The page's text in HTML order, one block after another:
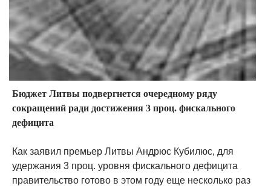
Бюджет Литвы подвергнется очередному ряду
сокращений ради достижения 3 проц. фискального
дефицита
Как заявил премьер Литвы Андрюс Кубилюс, для
удержания 3 проц. уровня фискального дефицита
правительство готово в этом году еще несколько раз